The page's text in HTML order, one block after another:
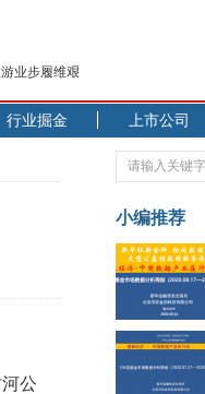
业步履维艰
业如何浴火重生？
统零售商的转型突围之旅
分析周报（2020. 07.27—2020.07.31
结构性存款玩起“跷跷板” 结构性
短端资金利率明显下行
调十年期债表现最弱
及两粕涨势喜人
成功，全产业链解析
行业掘金 上市公司
公
小编推荐